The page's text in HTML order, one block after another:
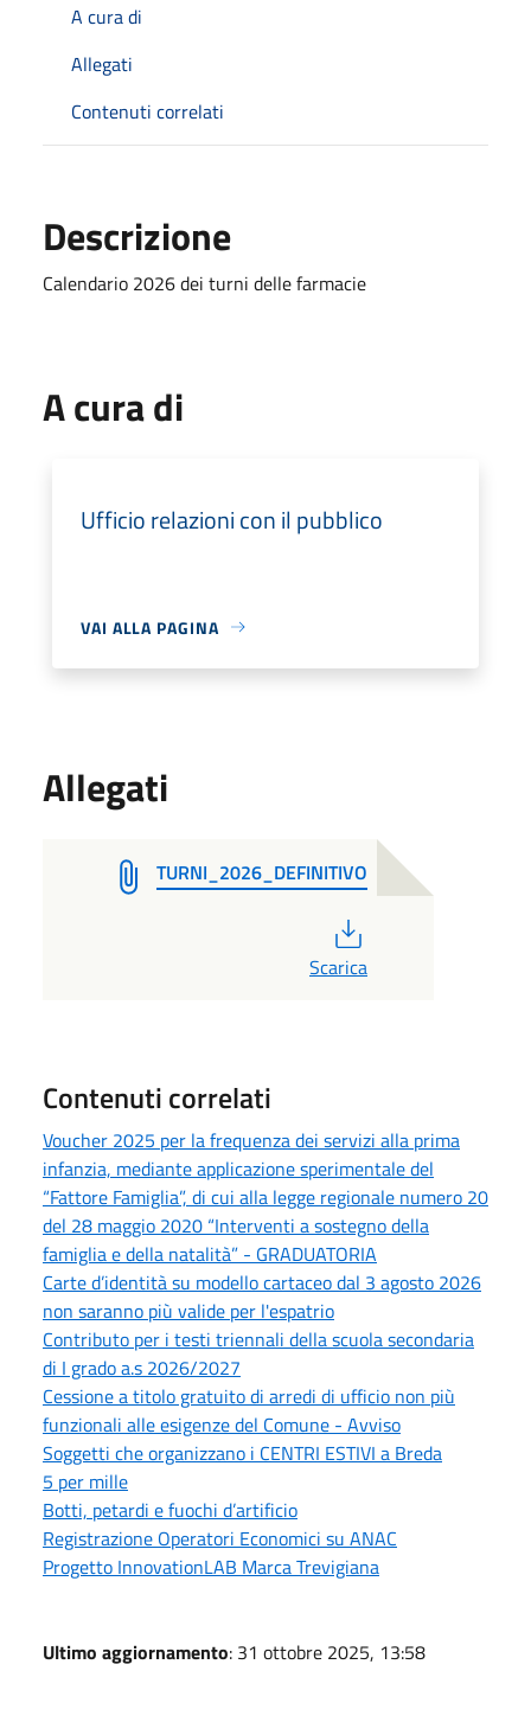
A cura di
Allegati
Contenuti correlati
Descrizione
Calendario 2026 dei turni delle farmacie
A cura di
Ufficio relazioni con il pubblico
VAI ALLA PAGINA
Allegati
TURNI_2026_DEFINITIVO
Scarica
Contenuti correlati
Voucher 2025 per la frequenza dei servizi alla prima
infanzia, mediante applicazione sperimentale del
“Fattore Famiglia”, di cui alla legge regionale numero 20
del 28 maggio 2020 “Interventi a sostegno della
famiglia e della natalità” - GRADUATORIA
Carte d’identità su modello cartaceo dal 3 agosto 2026
non saranno più valide per l'espatrio
Contributo per i testi triennali della scuola secondaria
di I grado a.s 2026/2027
Cessione a titolo gratuito di arredi di ufficio non più
funzionali alle esigenze del Comune - Avviso
Soggetti che organizzano i CENTRI ESTIVI a Breda
5 per mille
Botti, petardi e fuochi d’artificio
Registrazione Operatori Economici su ANAC
Progetto InnovationLAB Marca Trevigiana
Ultimo aggiornamento: 31 ottobre 2025, 13:58